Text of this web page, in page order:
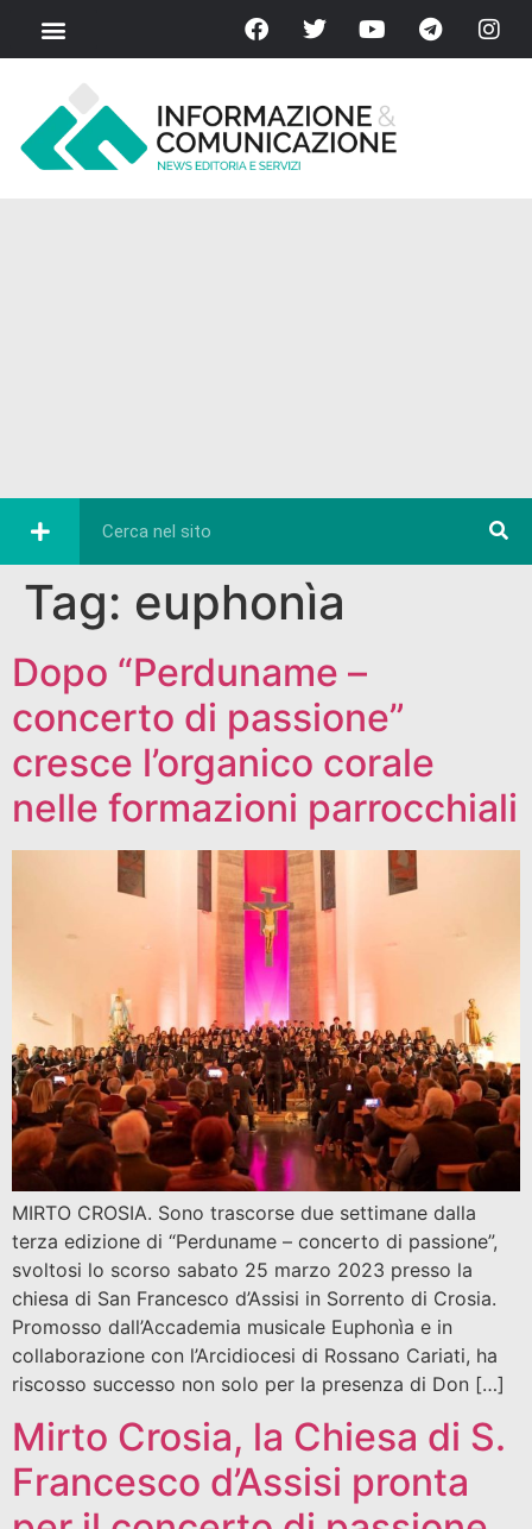
Tag: euphonìa
Dopo “Perduname –
concerto di passione”
cresce l’organico corale
nelle formazioni parrocchiali
MIRTO CROSIA. Sono trascorse due settimane dalla
terza edizione di “Perduname – concerto di passione”,
svoltosi lo scorso sabato 25 marzo 2023 presso la
chiesa di San Francesco d’Assisi in Sorrento di Crosia.
Promosso dall’Accademia musicale Euphonìa e in
collaborazione con l’Arcidiocesi di Rossano Cariati, ha
riscosso successo non solo per la presenza di Don […]
Mirto Crosia, la Chiesa di S.
Francesco d’Assisi pronta